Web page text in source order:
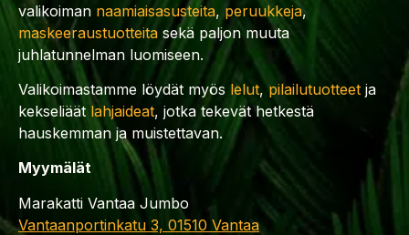
valikoiman naamiaisasusteita, peruukkeja,
maskeeraustuotteita sekä paljon muuta
juhlatunnelman luomiseen.
Valikoimastamme löydät myös lelut,pilailutuotteet ja
kekseliäät lahjaideat, jotka tekevät hetkestä
hauskemman ja muistettavan.
Myymälät
Marakatti Vantaa Jumbo
Vantaanportinkatu 3, 01510 Vantaa